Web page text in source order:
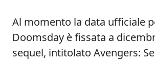
Al momento la data ufficiale
Doomsday è fissata a
sequel, intitolato Avengers: